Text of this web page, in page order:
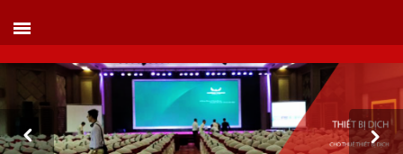
Hotline/ skype/ Wechat/ Whatsapp : +84 .0983.686.183 / Tel : +84 243 785 8551
ext 101
Email: info@vietlinktour.com / sales@vietlinktour.com
http://www.vietlinktour.com / http://vietlinkevent.com